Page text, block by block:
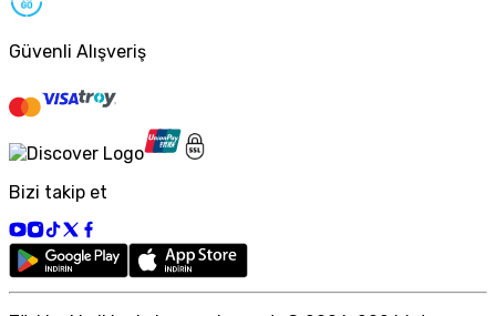
Güvenli Alışveriş
Bizi takip et